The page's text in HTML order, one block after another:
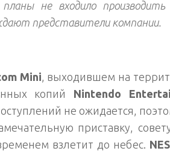
не входило производить
представители компании.
Mini , выходившем на
копий Nintendo
не ожидается,
приставку,
взлетит до небес.